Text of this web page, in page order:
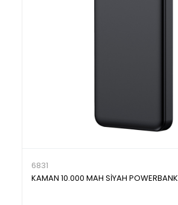
6831
KAMAN 10.000 MAH SİYAH POWERBANK